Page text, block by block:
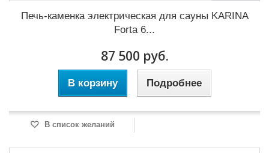
Печь-каменка электрическая для сауны KARINA
Forta 6...
87 500 руб.
В корзину Подробнее
В список желаний